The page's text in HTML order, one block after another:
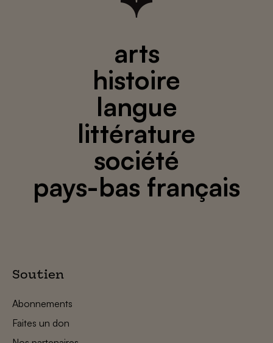
arts
histoire
langue
littérature
société
pays-bas français
Soutien
Abonnements
Faites un don